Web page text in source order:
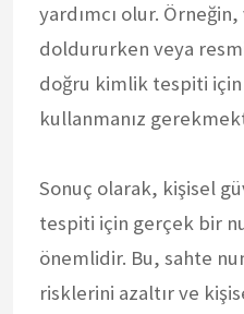
yardımcı olur.
doldururken veya
doğru kimlik tespiti
kullanmanız
Sonuç olarak, kişisel
tespiti için gerçek bir
önemlidir. Bu, sahte
risklerini azaltır ve